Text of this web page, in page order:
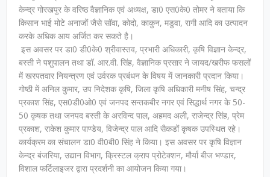
केन्द्र गोरखपुर के वरिष्ठ वैज्ञानिक एवं अध्यक्ष, डा0 एस0के0 तोमर ने बताया कि
किसान भाई मोटे अनाजों जैसे सॉवा, कोदो, काकुन, मडुवा, रागी आदि का उत्पादन
करके अधिक आय अर्जित कर सकते है।
इस अवसर पर डा0 डी0के0 श्रीवास्तव, प्रभारी अधिकारी, कृषि विज्ञान केन्द्र,
बस्ती ने पशुपालन तथा डॉ. आर.वी. सिंह, वैज्ञानिक प्रसार ने जायद/खरीफ फसलों
में खरपतवार नियन्त्रण एवं उर्वरक प्रबंधन के विषय में जानकारी प्रदान किया।
गोष्ठी में अनिल कुमार, उप निदेशक कृषि, जिला कृषि अधिकारी मनीष सिंह, चन्द्र
प्रकाश सिंह, एस0डी0ओ0 एवं जनपद सन्तकबीर नगर एवं सिद्धार्थ नगर के 50-
50 कृषक तथा जनपद बस्ती के अरविन्द पाल, अहमद अली, राजेन्द्र सिंह, प्रेम
प्रकाश, राकेश कुमार पाण्डेय, विजेन्द्र पाल आदि सैकडों कृषक उपस्थित रहे।
कार्यक्रम का संचालन डा0 वी0बी0 सिंह ने किया। इस अवसर पर कृषि विज्ञान
केन्द्र बंजरिया, उद्यान विभाग, क्रिस्टल क्राप प्रोटेक्शन, मौर्या बीज भण्डार,
विशाल फर्टिलाइजर द्वारा प्रदर्शनी का आयोजन किया गया।